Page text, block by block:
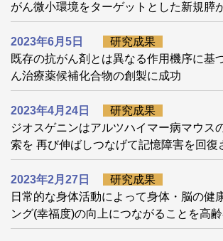
がん微小環境をターゲットとした新規膵
2023年6月5日
研究成果
既存の抗がん剤とは異なる作用機序に基
ん治療薬候補化合物の創製に成功
2023年4月24日
研究成果
ジオスゲニンはアルツハイマー病マウス
索を 再び伸ばしつなげて記憶障害を回復
2023年2月27日
研究成果
日常的な身体活動によって身体・脳の健
ング(幸福度)の向上につながることを高